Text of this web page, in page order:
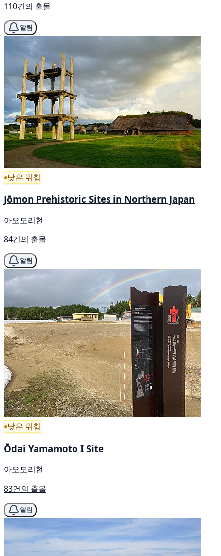
110건의 출몰
알림
낮은 위험
Jōmon Prehistoric Sites in Northern Japan
아오모리현
84건의 출몰
알림
낮은 위험
Ōdai Yamamoto I Site
아오모리현
83건의 출몰
알림